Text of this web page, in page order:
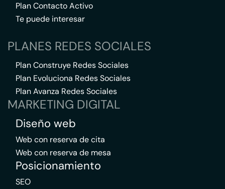
Plan Contacto Activo
Te puede interesar
PLANES REDES SOCIALES
Plan Construye Redes Sociales
Plan Evoluciona Redes Sociales
Plan Avanza Redes Sociales
MARKETING DIGITAL
Diseño web
Web con reserva de cita
Web con reserva de mesa
Posicionamiento
SEO